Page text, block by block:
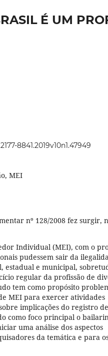
É UM
8841.2019v10n1.47949
MEI
nº 128/2008 fez surgir,
Individual (MEI), com o
pudessem sair da
estadual e municipal,
regular da profissão de
tem como propósito
MEI para exercer atividades
implicações do registro
como foco principal o
uma análise dos aspectos
da temática e para